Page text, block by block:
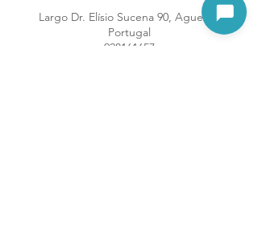
Largo Dr. Elísio Sucena 90, Agueda,
Portugal
928161657
Abrir